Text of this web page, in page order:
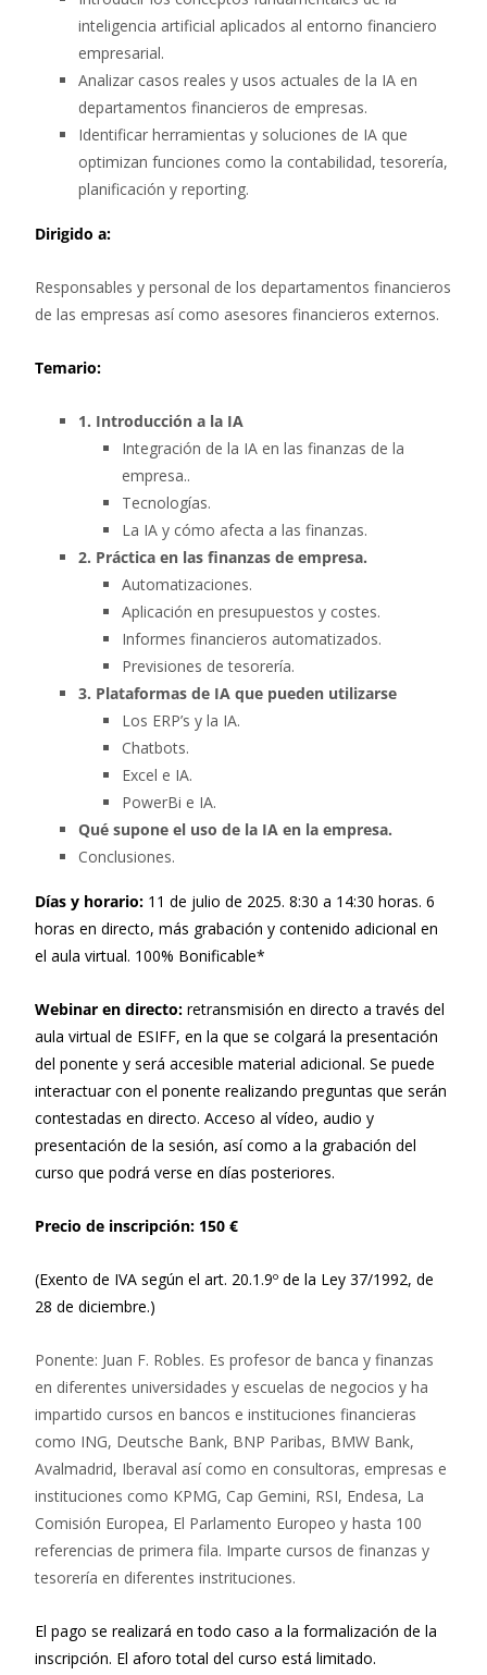
inteligencia artificial aplicados al entorno financiero
empresarial.
Analizar casos reales y usos actuales de la IA en
departamentos financieros de empresas.
Identificar herramientas y soluciones de IA que
optimizan funciones como la contabilidad, tesorería,
planificación y reporting.
Dirigido a:
Responsables y personal de los departamentos financieros
de las empresas así como asesores financieros externos.
Temario:
1. Introducción a la IA
Integración de la IA en las finanzas de la
empresa..
Tecnologías.
La IA y cómo afecta a las finanzas.
2. Práctica en las finanzas de empresa.
Automatizaciones.
Aplicación en presupuestos y costes.
Informes financieros automatizados.
Previsiones de tesorería.
3. Plataformas de IA que pueden utilizarse
Los ERP’s y la IA.
Chatbots.
Excel e IA.
PowerBi e IA.
Qué supone el uso de la IA en la empresa.
Conclusiones.
Días y horario: 11 de julio de 2025. 8:30 a 14:30 horas. 6
horas en directo, más grabación y contenido adicional en
el aula virtual. 100% Bonificable*
Webinar en directo: retransmisión en directo a través del
aula virtual de ESIFF, en la que se colgará la presentación
del ponente y será accesible material adicional. Se puede
interactuar con el ponente realizando preguntas que serán
contestadas en directo. Acceso al vídeo, audio y
presentación de la sesión, así como a la grabación del
curso que podrá verse en días posteriores.
Precio de inscripción: 150 €
(Exento de IVA según el art. 20.1.9º de la Ley 37/1992, de
28 de diciembre.)
Ponente: Juan F. Robles. Es profesor de banca y finanzas
en diferentes universidades y escuelas de negocios y ha
impartido cursos en bancos e instituciones financieras
como ING, Deutsche Bank, BNP Paribas, BMW Bank,
Avalmadrid, Iberaval así como en consultoras, empresas e
instituciones como KPMG, Cap Gemini, RSI, Endesa, La
Comisión Europea, El Parlamento Europeo y hasta 100
referencias de primera fila. Imparte cursos de finanzas y
tesorería en diferentes instrituciones.
El pago se realizará en todo caso a la formalización de la
inscripción. El aforo total del curso está limitado.